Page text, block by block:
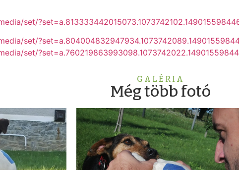
set/
set/
set/
GALÉRIA
Még több fotó